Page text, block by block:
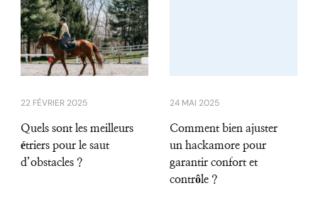
22 FÉVRIER 2025
Quels sont les meilleurs
étriers pour le saut
d’obstacles ?
24 MAI 2025
Comment bien ajuster
un hackamore pour
garantir confort et
contrôle ?